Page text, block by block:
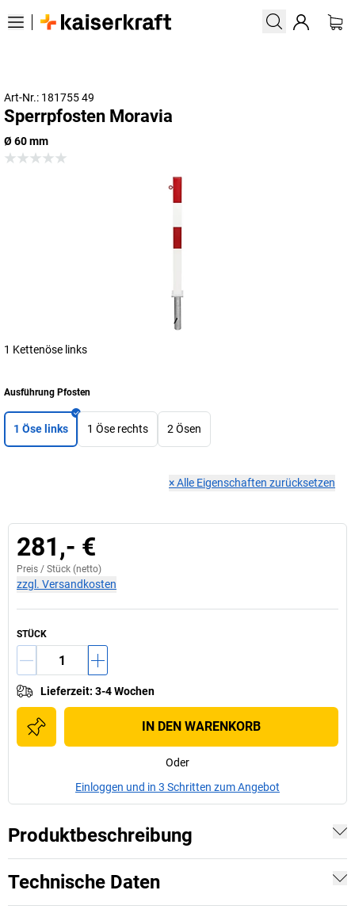
Art-Nr.: 181755 49
Sperrpfosten Moravia
Ø 60 mm
1 Kettenöse links
Ausführung Pfosten
1 Öse links 1 Öse rechts 2 Ösen
×Alle Eigenschaften zurücksetzen
281,- €
Preis / Stück (netto)
zzgl. Versandkosten
STÜCK
Lieferzeit: 3-4 Wochen
IN DEN WARENKORB
Oder
Einloggen und in 3 Schritten zum Angebot
Produktbeschreibung
Technische Daten